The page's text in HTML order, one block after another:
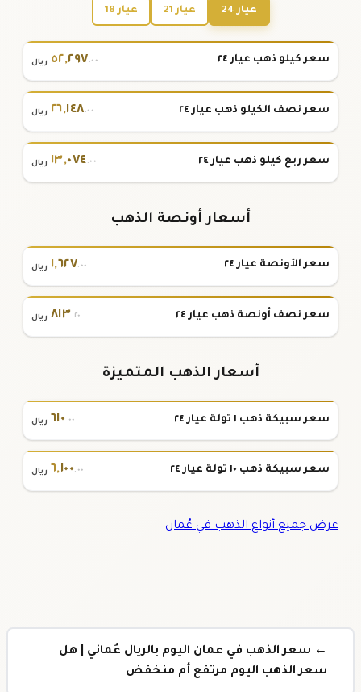
عيار 24 عيار 21 عيار 18
سعر كيلو ذهب عيار ٢٤ ٥٢,٢٩٧.٠٠ ريال
سعر نصف الكيلو ذهب عيار ٢٤ ٢٦,١٤٨.٠٠ ريال
سعر ربع كيلو ذهب عيار ٢٤ ١٣,٠٧٤.٠٠ ريال
أسعار أونصة الذهب
سعر الأونصة عيار ٢٤ ١,٦٢٧.٠٠ ريال
سعر نصف أونصة ذهب عيار ٢٤ ٨١٣.٢٠ ريال
أسعار الذهب المتميزة
سعر سبيكة ذهب ١ تولة عيار ٢٤ ٦١٠.٠٠ ريال
سعر سبيكة ذهب ١٠ تولة عيار ٢٤ ٦,١٠٠.٠٠ ريال
عرض جميع أنواع الذهب في عُمان
← سعر الذهب في عمان اليوم بالريال عُماني | هل
سعر الذهب اليوم مرتفع أم منخفض